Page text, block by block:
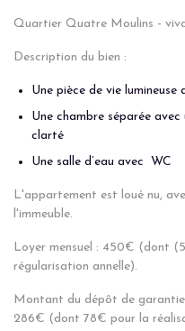
Quartier Quatre Moulins -
Description du bien :
Une pièce de vie lumineuse
Une chambre séparée
clarté
Une salle d’eau avec WC
L'appartement est loué nu,
l'immeuble.
Loyer mensuel : 450€ (dont
régularisation annelle).
Montant du dépôt de
286€ (dont 78€ pour la